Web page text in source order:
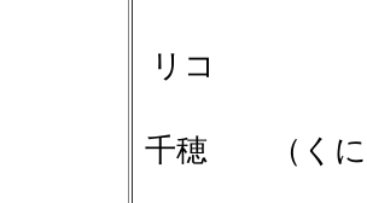
リコ （
千穂 （く